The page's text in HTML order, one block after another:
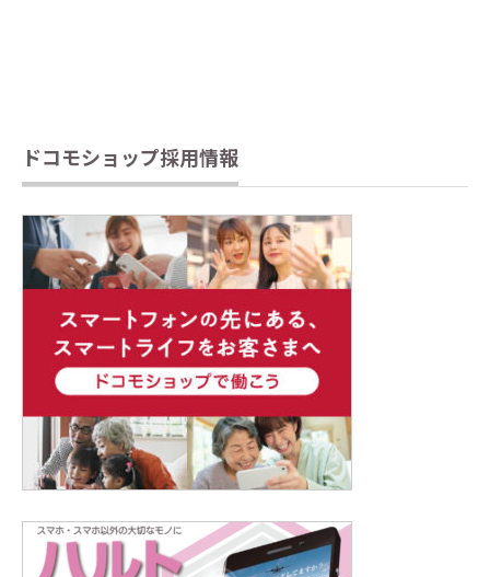
ドコモショップ採用情報